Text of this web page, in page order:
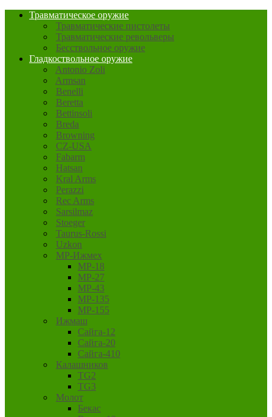
Травматическое оружие
Травматические пистолеты
Травматические револьверы
Бесствольное оружие
Гладкоствольное оружие
Antonio Zoli
Armsan
Benelli
Beretta
Bettinsoli
Breda
Browning
CZ-USA
Fabarm
Hatsan
Kral Arms
Perazzi
Rec Arms
Sarsilmaz
Stoeger
Taurus-Rossi
Uzkon
MP-Ижмех
MP-18
MP-27
MP-43
MP-135
MP-155
Ижмаш
Сайга-12
Сайга-20
Сайга-410
Калашников
TG2
TG3
Молот
Бекас